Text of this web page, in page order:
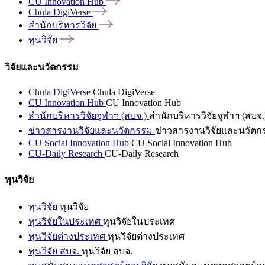
Chula DigiVerse
สำนักบริหารวิจัย
ทุนวิจัย
วิจัยและนวัตกรรม
Chula DigiVerse Chula DigiVerse
CU Innovation Hub CU Innovation Hub
สำนักบริหารวิจัยจุฬาฯ (สบจ.) สำนักบริหารวิจัยจุฬาฯ (สบจ
ข่าวสารงานวิจัยและนวัตกรรม ข่าวสารงานวิจัยและนวัตก
CU Social Innovation Hub CU Social Innovation Hub
CU-Daily Research CU-Daily Research
ทุนวิจัย
ทุนวิจัย ทุนวิจัย
ทุนวิจัยในประเทศ ทุนวิจัยในประเทศ
ทุนวิจัยต่างประเทศ ทุนวิจัยต่างประเทศ
ทุนวิจัย สบจ. ทุนวิจัย สบจ.